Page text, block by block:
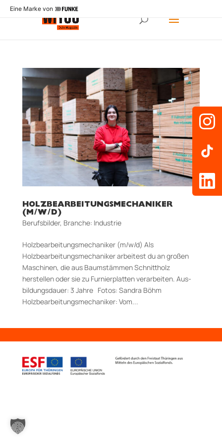
Eine Marke von
HOLZBEARBEITUNGSMECHANIKER
(M/W/D)
Berufsbilder, Branche: Industrie
Holzbearbeitungsmechaniker (m/w/d) Als
Holzbearbeitungsmechaniker arbeitest du an großen
Maschinen, die aus Baumstämmen Schnittholz
herstellen oder sie zu Furnierplatten verarbeiten. Aus­
bildungs­dauer: 3 Jahre Fotos: Sandra Böhm
Holzbearbeitungsmechaniker: Vom...